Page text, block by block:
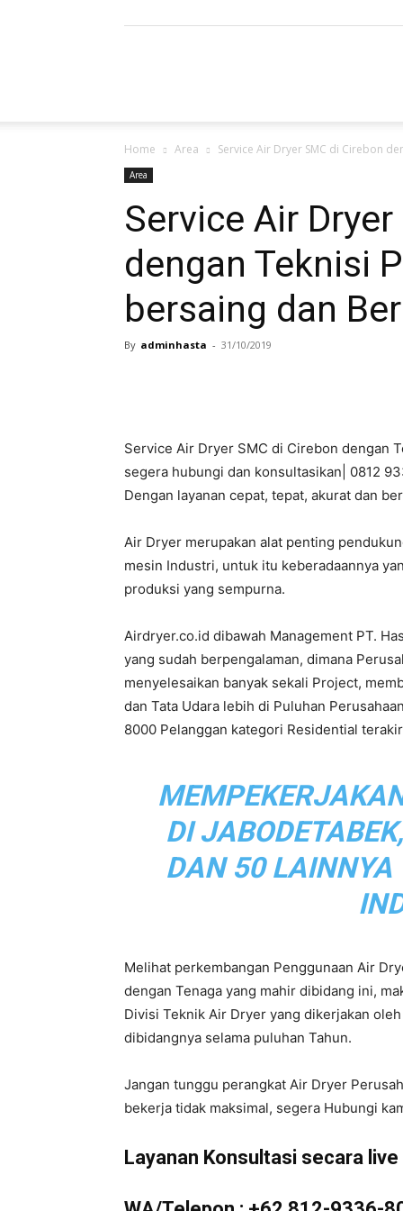
Air
Dryer
PT.
Hasta
Prakarsa
Cipta
Air
Home Area Service Air Dryer SMC di Cirebon
Area
Service Air
dengan Teknisi
bersaing dan
By adminhasta - 31/10/2019
Service Air Dryer SMC di Cirebon dengan
segera hubungi dan konsultasikan| 0812
Dengan layanan cepat, tepat, akurat dan
Air Dryer merupakan alat penting
mesin Industri, untuk itu keberadaannya
produksi yang sempurna.
Airdryer.co.id dibawah Management PT.
yang sudah berpengalaman, dimana
menyelesaikan banyak sekali Project,
dan Tata Udara lebih di Puluhan
8000 Pelanggan kategori Residential
DI
DAN 50 LAINNYA
Melihat perkembangan Penggunaan Air
dengan Tenaga yang mahir dibidang ini,
Divisi Teknik Air Dryer yang dikerjakan
dibidangnya selama puluhan Tahun.
Jangan tunggu perangkat Air Dryer
bekerja tidak maksimal, segera Hubungi
Layanan Konsultasi secara live